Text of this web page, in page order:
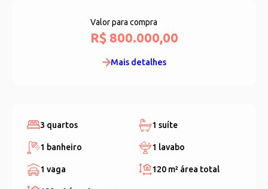
Valor para compra
R$ 800.000,00
Mais detalhes
3 quartos 1 suíte
1 banheiro 1 lavabo
1 vaga 120 m² área total